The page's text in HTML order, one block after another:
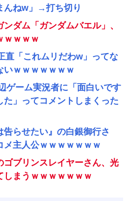
んねw」→打ち切り
ンダム「ガンダムバエル」、
ｗｗｗｗ
直「これムリだわw」ってな
いｗｗｗｗｗｗｗ
ゲーム実況者に「面白いです
た」ってコメントしまくった
告らせたい』の白銀御行さ
メ主人公ｗｗｗｗｗｗｗ
ゴブリンスレイヤーさん、光
まうｗｗｗｗｗｗｗ